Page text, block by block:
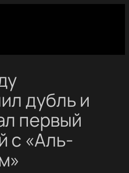
дубль и
первый
с «Аль-